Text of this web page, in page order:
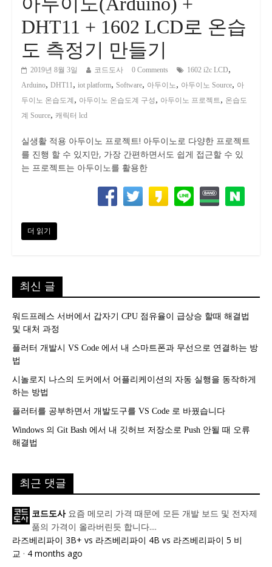
DHT11 + 1602 LCD로 온습
도 측정기 만들기
2019년 8월 3일 코드도사 0 Comments 1602 i2c LCD,
Arduino, DHT11, iot platform, Software, 아두이노, 아두이노 Source, 아
두이노 온습도계 , 아두이노 온습도계 구성 , 아두이노 프로젝트, 온습도
계 Source, 캐릭터 lcd
실생활 적용 아두이노 프로젝트! 아두이노로 다양한 프로젝트
를 진행 할 수 있지만, 가장 간편하면서도 쉽게 접근할 수 있
는 프로젝트는 아두이노를 활용한
더 읽기
최신 글
워드프레스 서버에서 갑자기 CPU 점유율이 급상승 할때 해결법
및 대처 과정
플러터 개발시 VS Code 에서 내 스마트폰과 무선으로 연결하는 방
법
시놀로지 나스의 도커에서 어플리케이션의 자동 실행을 동작하게
하는 방법
플러터를 공부하면서 개발도구를 VS Code 로 바꿨습니다
Windows 의 Git Bash 에서 내 깃허브 저장소로 Push 안될 때 오류
해결법
최근 댓글
코드도사 요즘 메모리 가격 때문에 모든 개발 보드 및 전자제
품의 가격이 올라버린듯 합니다....
라즈베리파이 3B+ vs 라즈베리파이 4B vs 라즈베리파이 5 비
교 · 4 months ago